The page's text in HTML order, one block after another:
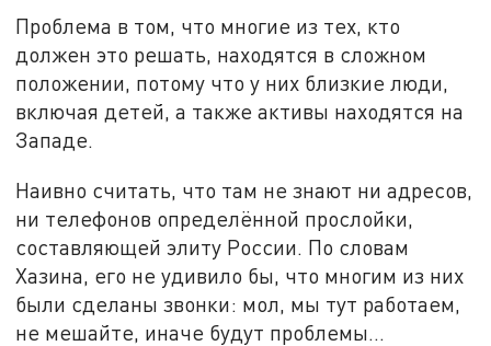
Проблема в том, что многие из тех, кто
должен это решать, находятся в сложном
положении, потому что у них близкие люди,
включая детей, а также активы находятся на
Западе.
Наивно считать, что там не знают ни адресов,
ни телефонов определённой прослойки,
составляющей элиту России. По словам
Хазина, его не удивило бы, что многим из них
были сделаны звонки: мол, мы тут работаем,
не мешайте, иначе будут проблемы...